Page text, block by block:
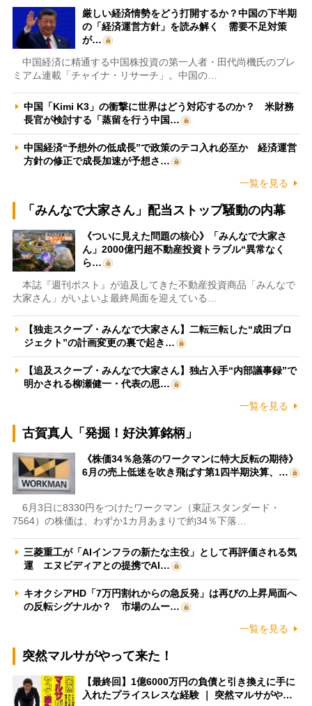
厳しい経済情勢をどう打開するか？中国の下半期
の「経済運営方針」を読み解く 需要不足対策
が…
中国経済に精通する中国株投資の第一人者・田代尚機氏のプレ
ミアム連載「チャイナ・リサーチ」。中国の…
中国「Kimi K3」の衝撃に世界はどう対応するのか？ 米財務
長官が検討する「蒸留を行う中国…
中国経済“予想外の低成長”で政策のテコ入れ必至か 経済運営
方針の修正で成長加速が予想さ…
一覧を見る
「みんなで大家さん」配当ストップ騒動の内幕
《ついに見えた問題の核心》「みんなで大家さ
ん」2000億円超不動産投資トラブル“異常なく
ら…
本誌『週刊ポスト』が追及してきた不動産投資商品「みんなで
大家さん」がいよいよ最終局面を迎えている…
【独走スクープ・みんなで大家さん】二転三転した“成田プロ
ジェクト”の計画変更の裏で起き…
【追及スクープ・みんなで大家さん】独占入手“内部議事録”で
明かされる柳瀬健一・代表の思…
一覧を見る
古賀真人「発掘！好決算銘柄」
《株価34％急落のワークマンに特大反転の期待》
6月の売上低迷を吹き飛ばす第1四半期決算、…
6月3日に8330円をつけたワークマン（東証スタンダード・
7564）の株価は、わずか1カ月あまりで約34％下落…
三菱重工が「AIインフラの新たな主役」として再評価される気
運 エヌビディアとの提携でAI…
キオクシアHD「7万円割れからの急反発」は再びの上昇局面へ
の反転シグナルか？ 市場のムー…
一覧を見る
突然マルサがやって来た！
【最終回】1億6000万円の負債と引き換えに手に
入れたプライスレスな経験 ｜ 突然マルサがや…